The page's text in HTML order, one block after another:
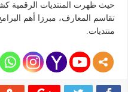
حيث ظهرت المنتديات الرقمية
تقاسم المعارف، مبرزا أهم
منتديات.